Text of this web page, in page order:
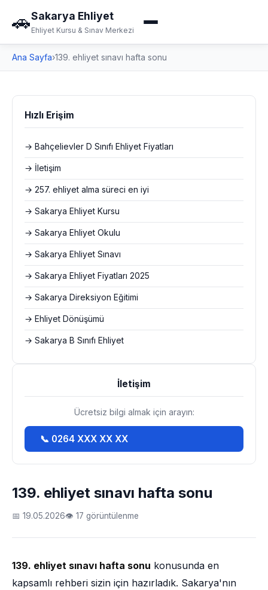
🚗Sakarya Ehliyet
Ehliyet Kursu & Sınav Merkezi
Ana Sayfa›139. ehliyet sınavı hafta sonu
139. ehliyet sınavı hafta sonu
📅 19.05.2026👁 17 görüntülenme
139. ehliyet sınavı hafta sonu konusunda en
kapsamlı rehberi sizin için hazırladık. Sakarya'nın
Hızlı Erişim
→ Bahçelievler D Sınıfı Ehliyet Fiyatları
→ İletişim
→ 257. ehliyet alma süreci en iyi
→ Sakarya Ehliyet Kursu
→ Sakarya Ehliyet Okulu
→ Sakarya Ehliyet Sınavı
→ Sakarya Ehliyet Fiyatları 2025
→ Sakarya Direksiyon Eğitimi
→ Ehliyet Dönüşümü
→ Sakarya B Sınıfı Ehliyet
İletişim
Ücretsiz bilgi almak için arayın:
📞 0264 XXX XX XX